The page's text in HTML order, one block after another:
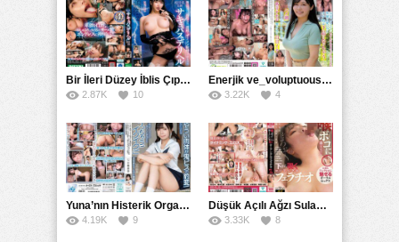
Bir İleri Düzey İblis Çıplak Teslimat Görevlisi, İnce Bedeni ve Şeytani Becerileriyle Sizi Sürekli BoşaltacakMDBK
2.87K 10
Enerjik ve_voluptuous Üniversite Kızının H Kupa Büyüklüğündeki Göğüsleri ve Çılgın Orgazmı
3.22K 4
Yuna’nın Histerik Orgazmı: Genç Kızın Savage Hareketlerle Ulaştığı Şiddetli Coşkuları
4.19K 9
Düşük Açılı Ağzı Sulama Teknikleri ve AGMX İlişkisi
3.33K 8